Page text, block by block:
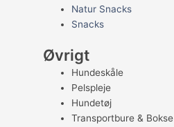
Natur Snacks
Snacks
Øvrigt
Hundeskåle
Pelspleje
Hundetøj
Transportbure & Bokse